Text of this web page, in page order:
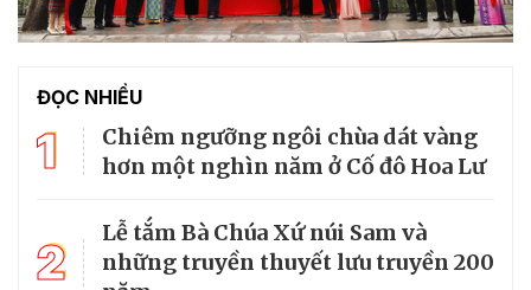
ĐỌC NHIỀU
1
Chiêm ngưỡng ngôi chùa dát vàng
hơn một nghìn năm ở Cố đô Hoa Lư
2
Lễ tắm Bà Chúa Xứ núi Sam và
những truyền thuyết lưu truyền 200